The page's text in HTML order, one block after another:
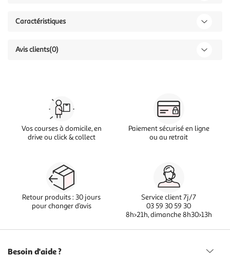
Caractéristiques
Avis clients(0)
Vos courses à domicile, en
drive ou click & collect
Paiement sécurisé en ligne
ou au retrait
Retour produits : 30 jours
pour changer d’avis
Service client 7j/7
03 59 30 59 30
8h>21h, dimanche 8h30>13h
Besoin d'aide ?